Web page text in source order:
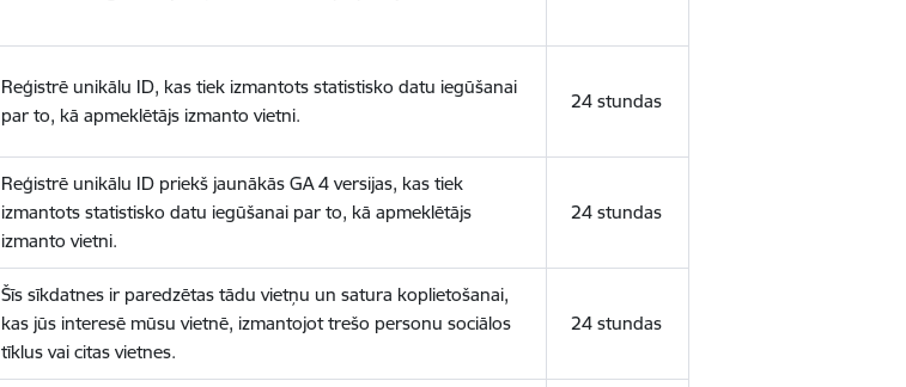
Reģistrē unikālu ID, kas tiek izmantots statistisko datu iegūšanai
par to, kā apmeklētājs izmanto vietni.
24 stundas
Reģistrē unikālu ID priekš jaunākās GA 4 versijas, kas tiek
izmantots statistisko datu iegūšanai par to, kā apmeklētājs
izmanto vietni.
24 stundas
Šīs sīkdatnes ir paredzētas tādu vietņu un satura koplietošanai,
kas jūs interesē mūsu vietnē, izmantojot trešo personu sociālos
tīklus vai citas vietnes.
24 stundas